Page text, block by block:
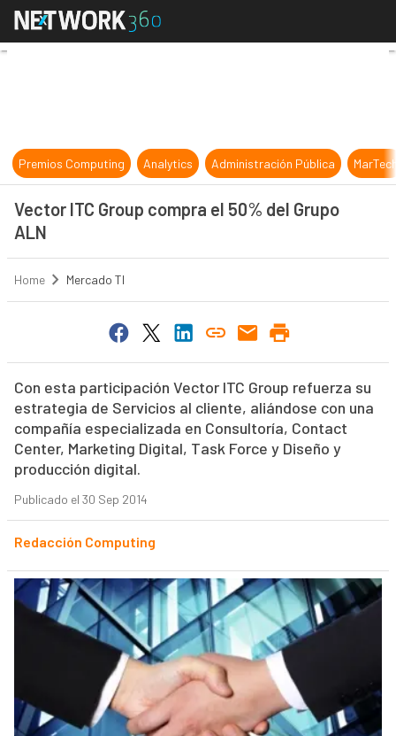
Vector ITC Group compra el 50%
Premios Computing Analytics Administración Pública
Vector ITC Group compra el 50% del Grupo
ALN
Home Mercado TI
Con esta participación Vector ITC Group refuerza su
estrategia de Servicios al cliente, aliándose con una
compañía especializada en Consultoría, Contact
Center, Marketing Digital, Task Force y Diseño y
producción digital.
Publicado el 30 Sep 2014
Redacción Computing